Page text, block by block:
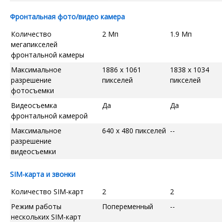
Фронтальная фото/видео камера
Количество
мегапикселей
фронтальной камеры
2 Мп 1.9 Мп
Максимальное
разрешение
фотосъемки
1886 x 1061
пикселей
1838 x 1034
пикселей
Видеосъемка
фронтальной камерой
Да Да
Максимальное
разрешение
видеосъемки
640 x 480 пикселей --
SIM-карта и звонки
Количество SIM-карт
2
2
Режим работы
нескольких SIM-карт
Попеременный --